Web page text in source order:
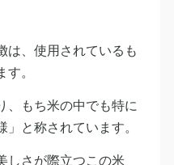
は、使用されているも
す。
、もち米の中でも特に
と称されています。
しさが際立つこの米